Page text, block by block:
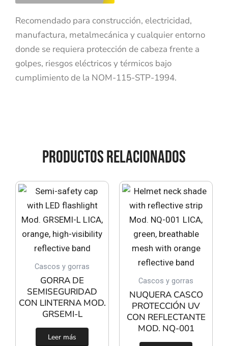
Recomendado para construcción, electricidad,
manufactura, metalmecánica y cualquier entorno
donde se requiera protección de cabeza frente a
golpes, riesgos eléctricos y térmicos bajo
cumplimiento de la NOM-115-STP-1994.
PRODUCTOS RELACIONADOS
Cascos y gorras
GORRA DE
SEMISEGURIDAD
CON LINTERNA MOD.
GRSEMI-L
Leer más
Cascos y gorras
NUQUERA CASCO
PROTECCIÓN UV
CON REFLECTANTE
MOD. NQ-001